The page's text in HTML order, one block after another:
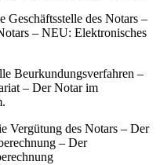
Geschäftsstelle des Notars –
– NEU: Elektronisches
Beurkundungsverfahren –
– Der Notar im
Vergütung des Notars – Der
– Der